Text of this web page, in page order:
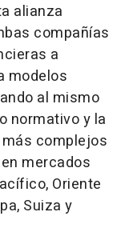
alianza
compañías
a
modelos
al mismo
normativo y la
complejos
mercados
Oriente
Suiza y